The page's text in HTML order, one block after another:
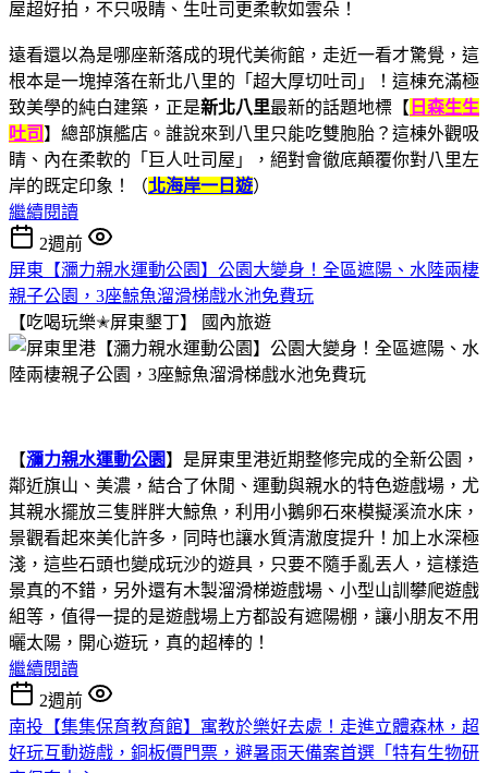
遠看還以為是哪座新落成的現代美術館，走近一看才驚覺，這
根本是一塊掉落在新北八里的「超大厚切吐司」！這棟充滿極
致美學的純白建築，正是新北八里最新的話題地標【 日森生生
吐司 】總部旗艦店。誰說來到八里只能吃雙胞胎？這棟外觀吸
睛、內在柔軟的「巨人吐司屋」，絕對會徹底顛覆你對八里左
岸的既定印象！（北海岸一日遊）
繼續閱讀
2週前
屏東【瀰力親水運動公園】公園大變身！全區遮陽、水陸兩棲
親子公園，3座鯨魚溜滑梯戲水池免費玩
【吃喝玩樂✭屏東墾丁】
國內旅遊
【瀰力親水運動公園】是屏東里港近期整修完成的全新公園，
鄰近旗山、美濃，結合了休閒、運動與親水的特色遊戲場，尤
其親水擺放三隻胖胖大鯨魚，利用小鵝卵石來模擬溪流水床，
景觀看起來美化許多，同時也讓水質清澈度提升！加上水深極
淺，這些石頭也變成玩沙的遊具，只要不隨手亂丟人，這樣造
景真的不錯，另外還有木製溜滑梯遊戲場、小型山訓攀爬遊戲
組等，值得一提的是遊戲場上方都設有遮陽棚，讓小朋友不用
曬太陽，開心遊玩，真的超棒的！
繼續閱讀
2週前
南投【集集保育教育館】寓教於樂好去處！走進立體森林，超
好玩互動遊戲，銅板價門票，避暑雨天備案首選「特有生物研